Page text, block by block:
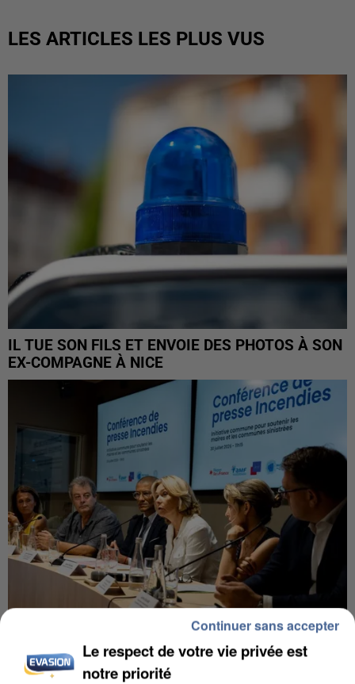
LES ARTICLES LES PLUS VUS
IL TUE SON FILS ET ENVOIE DES PHOTOS À SON
EX-COMPAGNE À NICE
INCENDIES : L’ÎLE-DE-FRANCE LANCE UN ÉLAN
DE SOLIDARITÉ AVEC LES...
Le respect de votre vie privée est
notre priorité
Continuer sans accepter